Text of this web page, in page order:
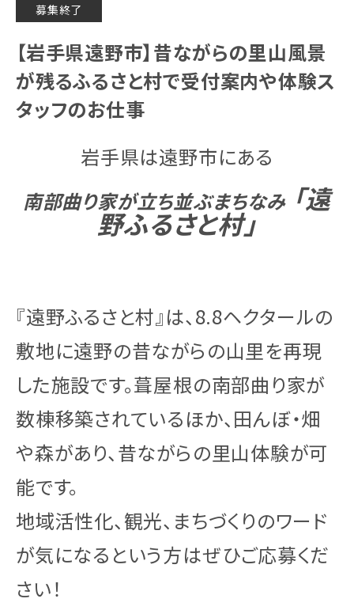
募集終了
【岩手県遠野市】昔ながらの里山風景
が残るふるさと村で受付案内や体験ス
タッフのお仕事
岩手県は遠野市にある
南部曲り家が立ち並ぶまちなみ「遠
野ふるさと村」
『遠野ふるさと村』は、8.8ヘクタールの
敷地に遠野の昔ながらの山里を再現
した施設です。葺屋根の南部曲り家が
数棟移築されているほか、田んぼ・畑
や森があり、昔ながらの里山体験が可
能です。
地域活性化、観光、まちづくりのワード
が気になるという方はぜひご応募くだ
さい！